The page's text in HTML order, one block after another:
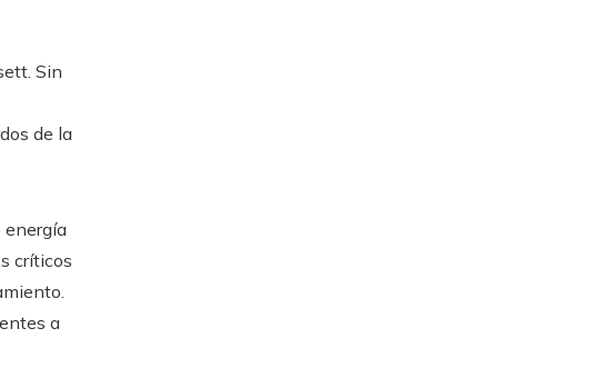
Sin
de la
energía
críticos
a